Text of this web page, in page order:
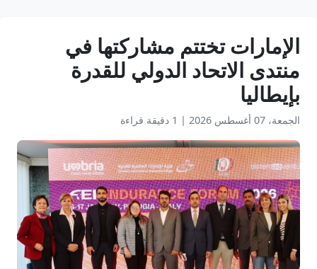
الإمارات تختتم مشاركتها في
منتدى الاتحاد الدولي للقدرة
بإيطاليا
الجمعة، 07 أغسطس 2026 | 1 دقيقة قراءة